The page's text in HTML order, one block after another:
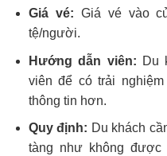
Giá vé: Giá vé vào
tệ/người.
Hướng dẫn viên: Du
viên để có trải
thông tin hơn.
Quy định: Du khách
tàng như không được